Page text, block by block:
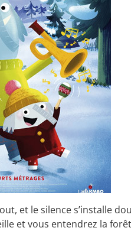
et le silence s’installe
et vous entendrez la